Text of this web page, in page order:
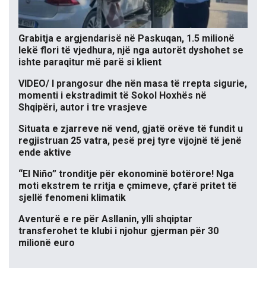
Grabitja e argjendarisë në Paskuqan, 1.5 milionë
lekë flori të vjedhura, një nga autorët dyshohet se
ishte paraqitur më parë si klient
VIDEO/ I prangosur dhe nën masa të rrepta sigurie,
momenti i ekstradimit të Sokol Hoxhës në
Shqipëri, autor i tre vrasjeve
Situata e zjarreve në vend, gjatë orëve të fundit u
regjistruan 25 vatra, pesë prej tyre vijojnë të jenë
ende aktive
“El Niño” tronditje për ekonominë botërore! Nga
moti ekstrem te rritja e çmimeve, çfarë pritet të
sjellë fenomeni klimatik
Aventurë e re për Asllanin, ylli shqiptar
transferohet te klubi i njohur gjerman për 30
milionë euro